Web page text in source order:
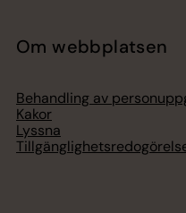
Om webbplatsen
Behandling av
Kakor
Lyssna